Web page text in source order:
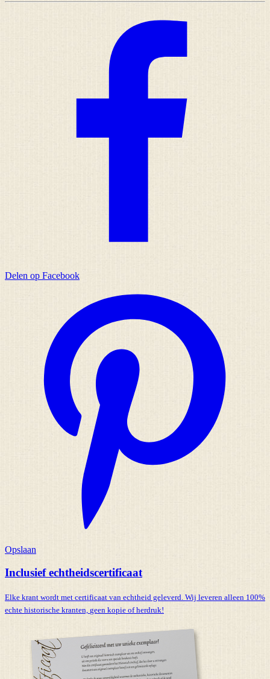
Delen op Facebook
Opslaan
Inclusief echtheidscertificaat
Elke krant wordt met certificaat van echtheid geleverd. Wij leveren alleen 100%
echte historische kranten, geen kopie of herdruk!